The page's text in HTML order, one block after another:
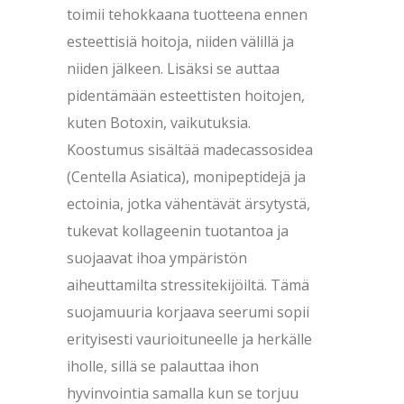
toimii tehokkaana tuotteena ennen
esteettisiä hoitoja, niiden välillä ja
niiden jälkeen. Lisäksi se auttaa
pidentämään esteettisten hoitojen,
kuten Botoxin, vaikutuksia.
Koostumus sisältää madecassosidea
(Centella Asiatica), monipeptidejä ja
ectoinia, jotka vähentävät ärsytystä,
tukevat kollageenin tuotantoa ja
suojaavat ihoa ympäristön
aiheuttamilta stressitekijöiltä. Tämä
suojamuuria korjaava seerumi sopii
erityisesti vaurioituneelle ja herkälle
iholle, sillä se palauttaa ihon
hyvinvointia samalla kun se torjuu